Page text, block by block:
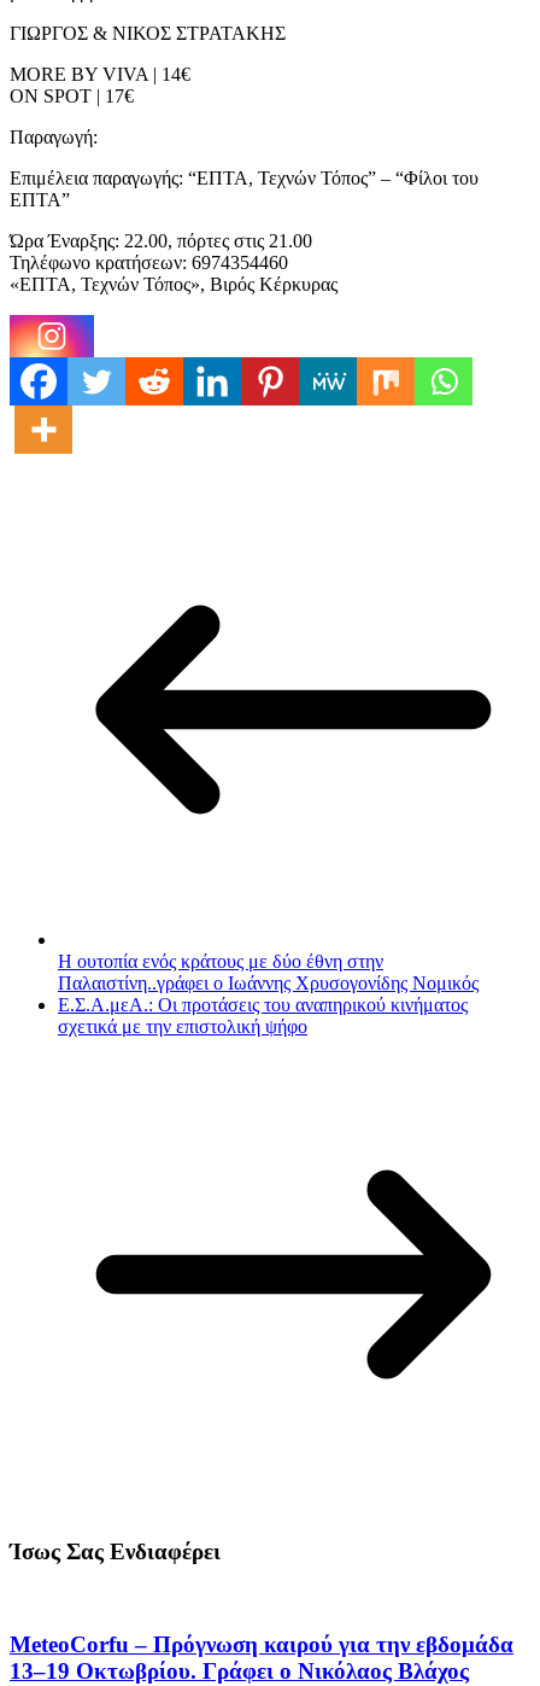
ΓΙΩΡΓΟΣ & ΝΙΚΟΣ ΣΤΡΑΤΑΚΗΣ
MORE BY VIVA | 14€
ON SPOT | 17€
Παραγωγή:
Επιμέλεια παραγωγής: “ΕΠΤΑ, Τεχνών Τόπος” – “Φίλοι του
ΕΠΤΑ”
Ώρα Έναρξης: 22.00, πόρτες στις 21.00
Τηλέφωνο κρατήσεων: 6974354460
«ΕΠΤΑ, Τεχνών Τόπος», Βιρός Κέρκυρας
Η ουτοπία ενός κράτους με δύο έθνη στην
Παλαιστίνη..γράφει ο Ιωάννης Χρυσογονίδης Νομικός
Ε.Σ.Α.μεΑ.: Οι προτάσεις του αναπηρικού κινήματος
σχετικά με την επιστολική ψήφο
Ίσως Σας Ενδιαφέρει
MeteoCorfu – Πρόγνωση καιρού για την εβδομάδα
13–19 Οκτωβρίου. Γράφει ο Νικόλαος Βλάχος